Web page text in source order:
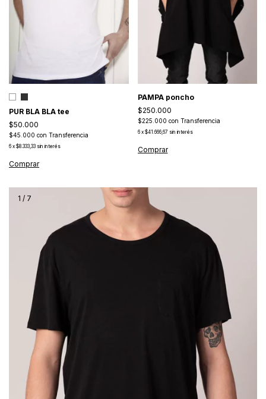
PUR BLA BLA tee
$50.000
$45.000 con Transferencia
6 x $8.333,33 sin interés
Comprar
PAMPA poncho
$250.000
$225.000 con Transferencia
6 x $41.666,67 sin interés
1 / 7